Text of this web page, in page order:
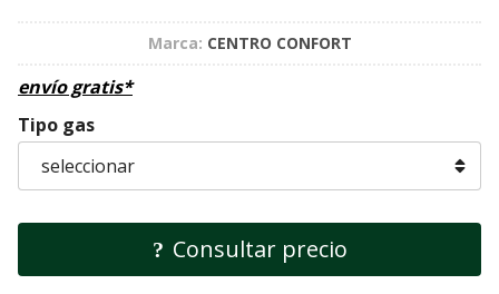
Marca: CENTRO CONFORT
envío gratis*
Tipo gas
Consultar precio